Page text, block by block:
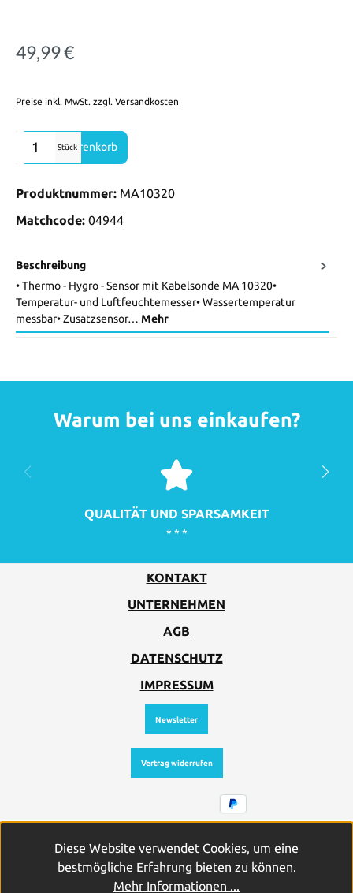
Regulärer Preis:
49,99 €
Preise inkl. MwSt. zzgl. Versandkosten
Produkt Anzahl: Gib den gewünschten Wert ein oder benutze die
Stück
In den Warenkorb
Produktnummer: MA10320
Matchcode: 04944
Beschreibung
• Thermo - Hygro - Sensor mit Kabelsonde MA 10320•
Temperatur- und Luftfeuchtemesser• Wassertemperatur
messbar• Zusatzsensor… Mehr
Warum bei uns einkaufen?
QUALITÄT UND SPARSAMKEIT
* * *
KONTAKT
UNTERNEHMEN
AGB
DATENSCHUTZ
IMPRESSUM
Newsletter
Vertrag widerrufen
Alle Preise inkl. gesetzl. Mehrwertsteuer zzgl.
Versandkostenund ggf. Nachnahmegebühren, wenn nicht
anders angegeben.
Diese Website verwendet Cookies, um eine
bestmögliche Erfahrung bieten zu können.
Mehr Informationen ...